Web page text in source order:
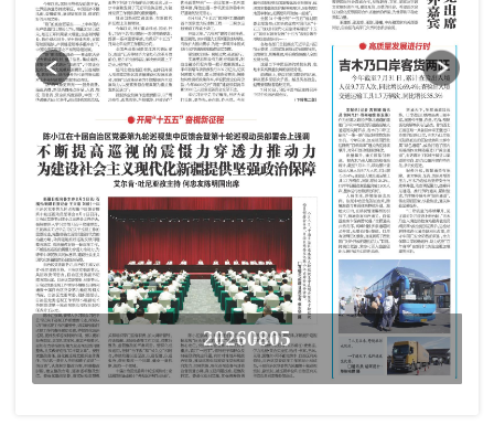
20260805